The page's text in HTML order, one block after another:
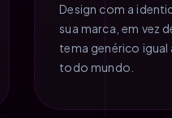
Design com a
sua marca, em vez
tema genérico igual
todo mundo.